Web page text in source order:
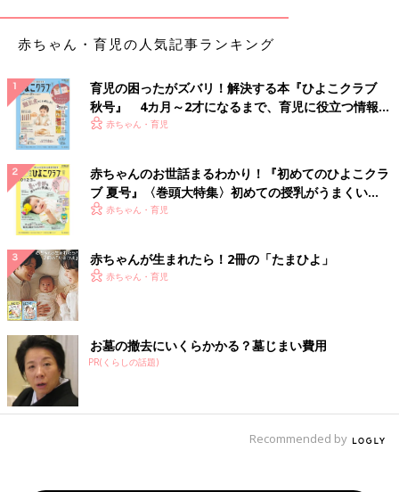
赤ちゃん・育児の人気記事ランキング
育児の困ったがズバリ！解決する本『ひよこクラブ
秋号』 4カ月～2才になるまで、育児に役立つ情報が
いっぱい！
赤ちゃん・育児
赤ちゃんのお世話まるわかり！『初めてのひよこクラ
ブ 夏号』〈巻頭大特集〉初めての授乳がうまくい
く！ おっぱい・ミルクの基本と夏のトラブル 解決テ
赤ちゃん・育児
赤ちゃんが生まれたら！2冊の「たまひよ」
赤ちゃん・育児
お墓の撤去にいくらかかる？墓じまい費用
PR(くらしの話題)
Recommended by